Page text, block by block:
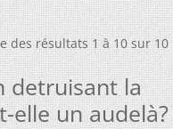
des résultats 1 à 10 sur 10
detruisant la
elle un audelà?